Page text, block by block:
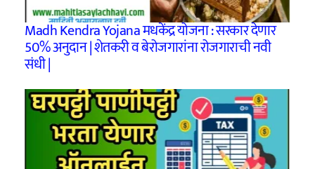
Madh Kendra Yojana मधकेंद्र योजना : सरकार देणार
50% अनुदान | शेतकरी व बेरोजगारांना रोजगाराची नवी
संधी |